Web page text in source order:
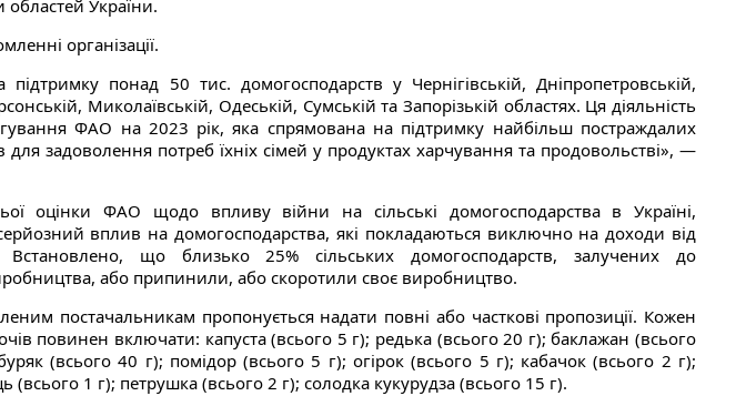
областей України.
організації.
понад 50 тис. домогосподарств у Чернігівській, Дніпропетровській,
Миколаївській, Одеській, Сумській та Запорізькій областях. Ця діяльність
ФАО на 2023 рік, яка спрямована на підтримку найбільш постраждалих
для задоволення потреб їхніх сімей у продуктах харчування та продовольстві», —
оцінки ФАО щодо впливу війни на сільські домогосподарства в Україні,
вплив на домогосподарства, які покладаються виключно на доходи від
Встановлено, що близько 25% сільських домогосподарств, залучених до
або припинили, або скоротили своє виробництво.
постачальникам пропонується надати повні або часткові пропозиції. Кожен
повинен включати: капуста (всього 5 г); редька (всього 20 г); баклажан (всього
(всього 40 г); помідор (всього 5 г); огірок (всього 5 г); кабачок (всього 2 г);
(всього 1 г); петрушка (всього 2 г); солодка кукурудза (всього 15 г).